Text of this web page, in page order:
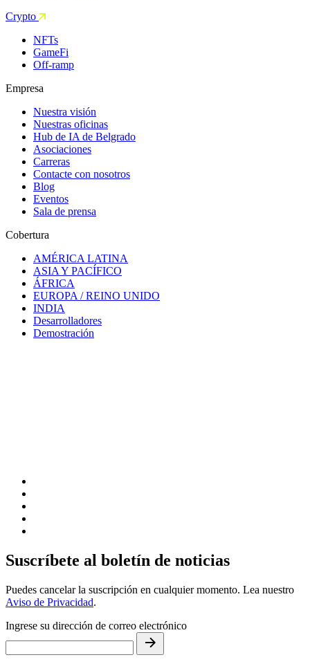
Crypto
NFTs
GameFi
Off-ramp
Empresa
Nuestra visión
Nuestras oficinas
Hub de IA de Belgrado
Asociaciones
Carreras
Contacte con nosotros
Blog
Eventos
Sala de prensa
Cobertura
AMÉRICA LATINA
ASIA Y PACÍFICO
ÁFRICA
EUROPA / REINO UNIDO
INDIA
Desarrolladores
Demostración
Suscríbete al boletín de noticias
Puedes cancelar la suscripción en cualquier momento. Lea nuestro
Aviso de Privacidad.
Ingrese su dirección de correo electrónico